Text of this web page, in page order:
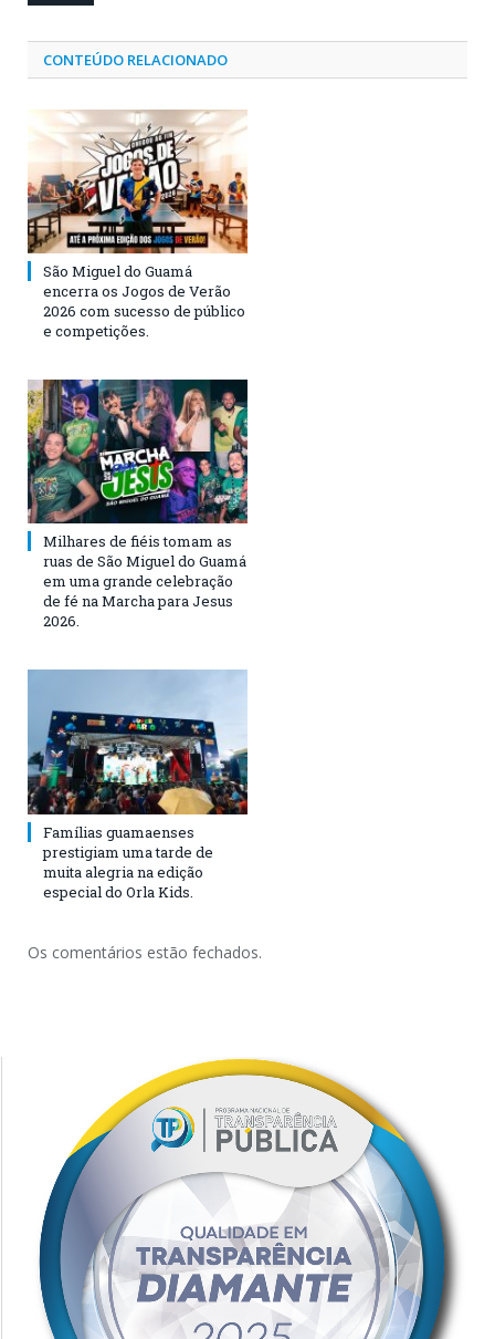
CONTEÚDO RELACIONADO
São Miguel do Guamá
encerra os Jogos de Verão
2026 com sucesso de público
e competições.
Milhares de fiéis tomam as
ruas de São Miguel do Guamá
em uma grande celebração
de fé na Marcha para Jesus
2026.
Famílias guamaenses
prestigiam uma tarde de
muita alegria na edição
especial do Orla Kids.
Os comentários estão fechados.